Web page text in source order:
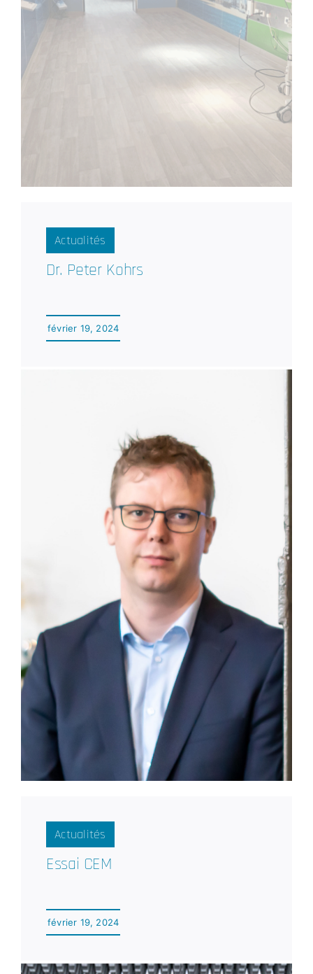
Actualités
Dr. Peter Kohrs
février 19, 2024
Actualités
Essai CEM
février 19, 2024